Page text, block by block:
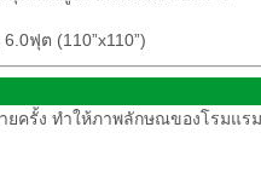
ฟุต (110”x110”)
ครั้ง ทำให้ภาพลักษณของโรมแร